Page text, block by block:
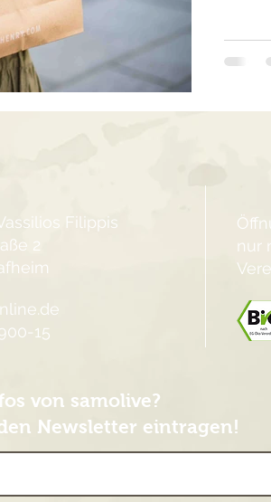
Filippis
2
nur
15
von samolive?
Newsletter eintragen!